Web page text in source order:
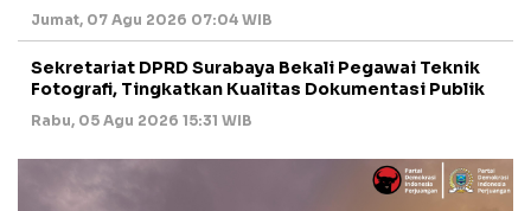
Jumat, 07 Agu 2026 07:04 WIB
Sekretariat DPRD Surabaya Bekali Pegawai Teknik
Fotografi, Tingkatkan Kualitas Dokumentasi Publik
Rabu, 05 Agu 2026 15:31 WIB